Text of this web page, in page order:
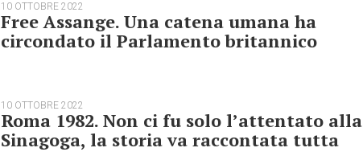
10 OTTOBRE 2022
Free Assange. Una catena umana ha
circondato il Parlamento britannico
10 OTTOBRE 2022
Roma 1982. Non ci fu solo l’attentato alla
Sinagoga, la storia va raccontata tutta